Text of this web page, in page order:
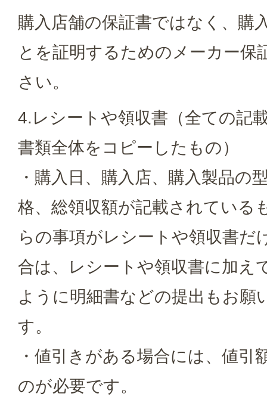
購入店舗の保証書ではなく、購
とを証明するためのメーカー保
さい。
4.レシートや領収書（全ての記
書類全体をコピーしたもの）
・購入日、購入店、購入製品の
格、総領収額が記載されている
らの事項がレシートや領収書だ
合は、レシートや領収書に加え
ように明細書などの提出もお願
す。
・値引きがある場合には、値引
のが必要です。